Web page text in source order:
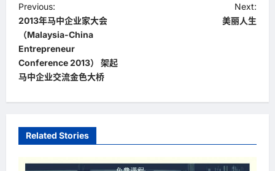
P
o
s
t
n
a
i
g
Previous:
2013年马中企业家大会
（Malaysia-China
Entrepreneur
Conference 2013） 架起
马中企业交流金色大桥
Next:
美丽人生
Related Stories